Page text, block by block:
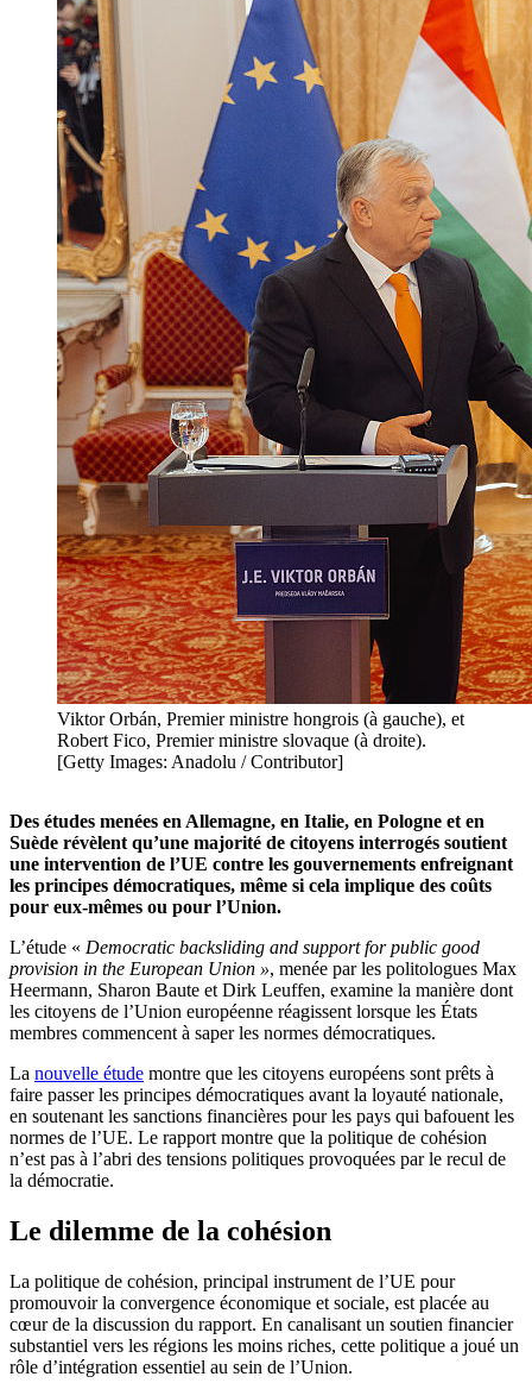
Viktor Orbán, Premier ministre hongrois (à gauche), et
Robert Fico, Premier ministre slovaque (à droite).
[Getty Images: Anadolu / Contributor]
Des études menées en Allemagne, en Italie, en Pologne et en
Suède révèlent qu’une majorité de citoyens interrogés soutient
une intervention de l’UE contre les gouvernements enfreignant
les principes démocratiques, même si cela implique des coûts
pour eux-mêmes ou pour l’Union.
L’étude « Democratic backsliding and support for public good
provision in the European Union », menée par les politologues Max
Heermann, Sharon Baute et Dirk Leuffen, examine la manière dont
les citoyens de l’Union européenne réagissent lorsque les États
membres commencent à saper les normes démocratiques.
La nouvelle étude montre que les citoyens européens sont prêts à
faire passer les principes démocratiques avant la loyauté nationale,
en soutenant les sanctions financières pour les pays qui bafouent les
normes de l’UE. Le rapport montre que la politique de cohésion
n’est pas à l’abri des tensions politiques provoquées par le recul de
la démocratie.
Le dilemme de la cohésion
La politique de cohésion, principal instrument de l’UE pour
promouvoir la convergence économique et sociale, est placée au
cœur de la discussion du rapport. En canalisant un soutien financier
substantiel vers les régions les moins riches, cette politique a joué un
rôle d’intégration essentiel au sein de l’Union.